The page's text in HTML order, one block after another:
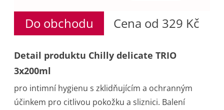
Do obchodu Cena od 329 Kč
Detail produktu Chilly delicate TRIO
3x200ml
pro intimní hygienu s zklidňujícím a ochranným
účinkem pro citlivou pokožku a sliznici. Balení